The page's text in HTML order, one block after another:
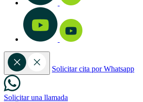
Solicitar cita por Whatsapp
Solicitar una llamada